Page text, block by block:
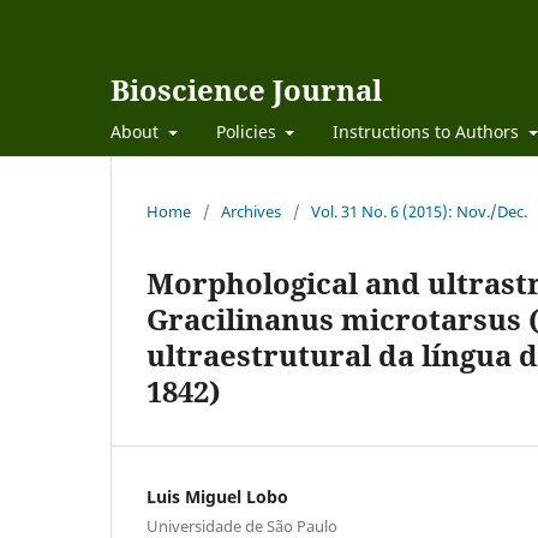
Bioscience Journal
About Policies Instructions to Authors
Home / Archives / Vol. 31 No. 6 (2015): Nov./Dec.
Morphological and
Gracilinanus microtarsus
ultraestrutural da língua
1842)
Luis Miguel Lobo
Universidade de São Paulo